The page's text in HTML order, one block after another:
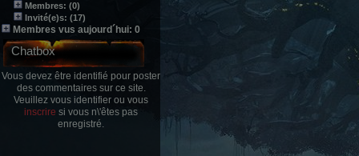
Membres: (0)
Invité(e)s: (17)
Membres vus aujourd´hui: 0
Chatbox
Vous devez être identifié pour poster
des commentaires sur ce site.
Veuillez vous identifier ou vous
inscrire si vous n\'êtes pas
enregistré.